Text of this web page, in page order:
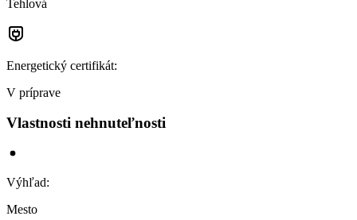
Tehlová
Energetický certifikát:
V príprave
Vlastnosti nehnuteľnosti
Výhľad:
Mesto